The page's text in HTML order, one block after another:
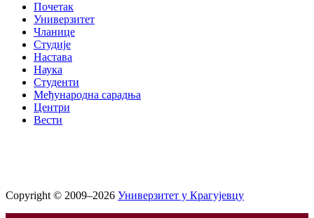
Почетак
Универзитет
Чланице
Студије
Настава
Наука
Студенти
Међународна сарадња
Центри
Вести
Copyright © 2009–2026 Универзитет у Крагујевцу